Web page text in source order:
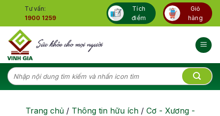
content
Tư vấn:
1900 1259
Tích
điểm
Giỏ
hàng
Tìm
kiếm:
Trang chủ/ Thông tin hữu ích/ Cơ - Xương -